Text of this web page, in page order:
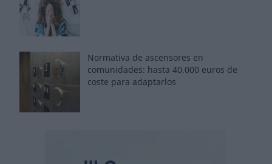
Normativa de ascensores en
comunidades: hasta 40.000 euros de
coste para adaptarlos